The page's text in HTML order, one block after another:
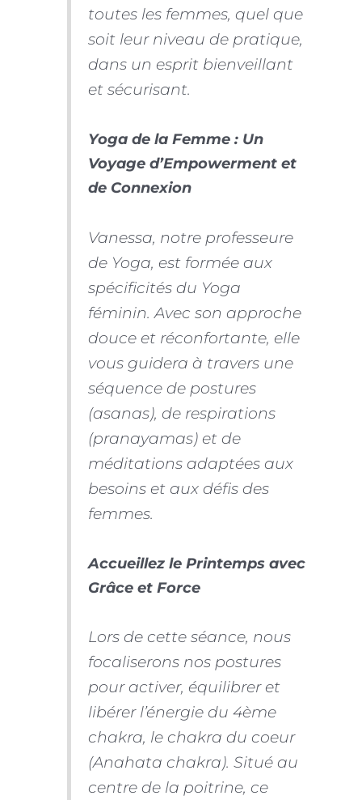
toutes les femmes, quel que
soit leur niveau de pratique,
dans un esprit bienveillant
et sécurisant.
Yoga de la Femme : Un
Voyage d’Empowerment et
de Connexion
Vanessa, notre professeure
de Yoga, est formée aux
spécificités du Yoga
féminin. Avec son approche
douce et réconfortante, elle
vous guidera à travers une
séquence de postures
(asanas), de respirations
(pranayamas) et de
méditations adaptées aux
besoins et aux défis des
femmes.
Accueillez le Printemps avec
Grâce et Force
Lors de cette séance, nous
focaliserons nos postures
pour activer, équilibrer et
libérer l’énergie du 4ème
chakra, le chakra du coeur
(Anahata chakra). Situé au
centre de la poitrine, ce